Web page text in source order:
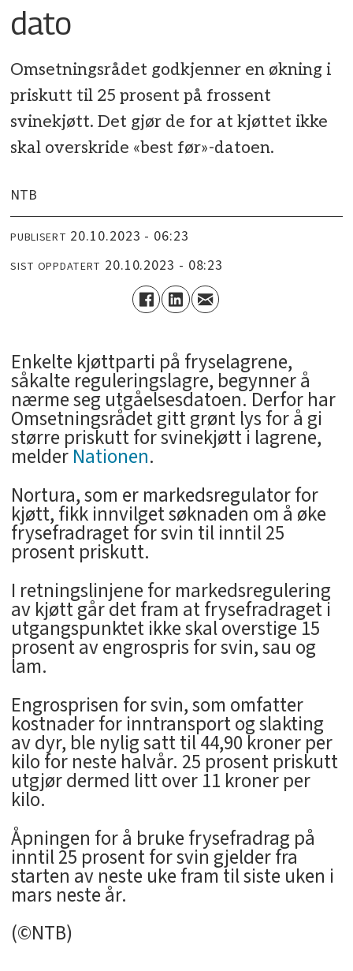
dato
Omsetningsrådet godkjenner en økning i
priskutt til 25 prosent på frossent
svinekjøtt. Det gjør de for at kjøttet ikke
skal overskride «best før»-datoen.
NTB
PUBLISERT 20.10.2023 - 06:23
SIST OPPDATERT 20.10.2023 - 08:23
Enkelte kjøttparti på fryselagrene,
såkalte reguleringslagre, begynner å
nærme seg utgåelsesdatoen. Derfor har
Omsetningsrådet gitt grønt lys for å gi
større priskutt for svinekjøtt i lagrene,
melderNationen.
Nortura, som er markedsregulator for
kjøtt, fikk innvilget søknaden om å øke
frysefradraget for svin til inntil 25
prosent priskutt.
I retningslinjene for markedsregulering
av kjøtt går det fram at frysefradraget i
utgangspunktet ikke skal overstige 15
prosent av engrospris for svin, sau og
lam.
Engrosprisen for svin, som omfatter
kostnader for inntransport og slakting
av dyr, ble nylig satt til 44,90 kroner per
kilo for neste halvår. 25 prosent priskutt
utgjør dermed litt over 11 kroner per
kilo.
Åpningen for å bruke frysefradrag på
inntil 25 prosent for svin gjelder fra
starten av neste uke fram til siste uken i
mars neste år.
(©NTB)